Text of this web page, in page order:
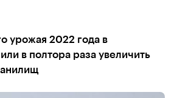
урожая 2022 года в
в полтора раза увеличить